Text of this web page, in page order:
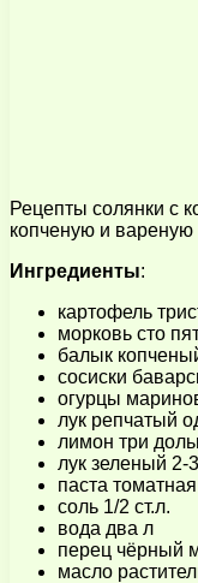
Рецепты солянки с
копченую и вареную
Ингредиенты:
картофель
морковь сто
балык
сосиски
огурцы
лук репчатый
лимон три
лук зеленый 2-
паста
соль 1/2 ст.л.
вода два л
перец чёрный
масло